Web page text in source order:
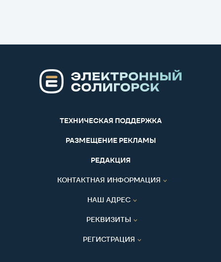
ТЕХНИЧЕСКАЯ ПОДДЕРЖКА
РАЗМЕЩЕНИЕ РЕКЛАМЫ
РЕДАКЦИЯ
КОНТАКТНАЯ ИНФОРМАЦИЯ
НАШ АДРЕС
РЕКВИЗИТЫ
РЕГИСТРАЦИЯ